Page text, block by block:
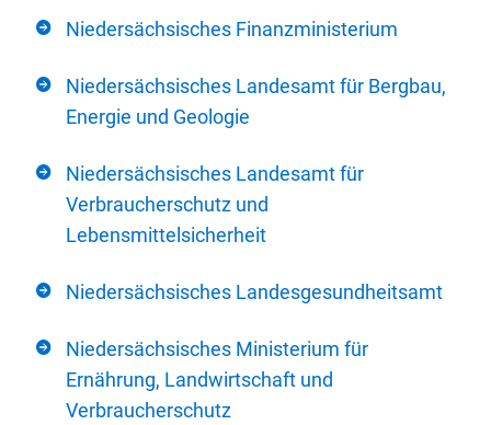
Niedersächsisches Finanzministerium
Niedersächsisches Landesamt für Bergbau,
Energie und Geologie
Niedersächsisches Landesamt für
Verbraucherschutz und
Lebensmittelsicherheit
Niedersächsisches Landesgesundheitsamt
Niedersächsisches Ministerium für
Ernährung, Landwirtschaft und
Verbraucherschutz